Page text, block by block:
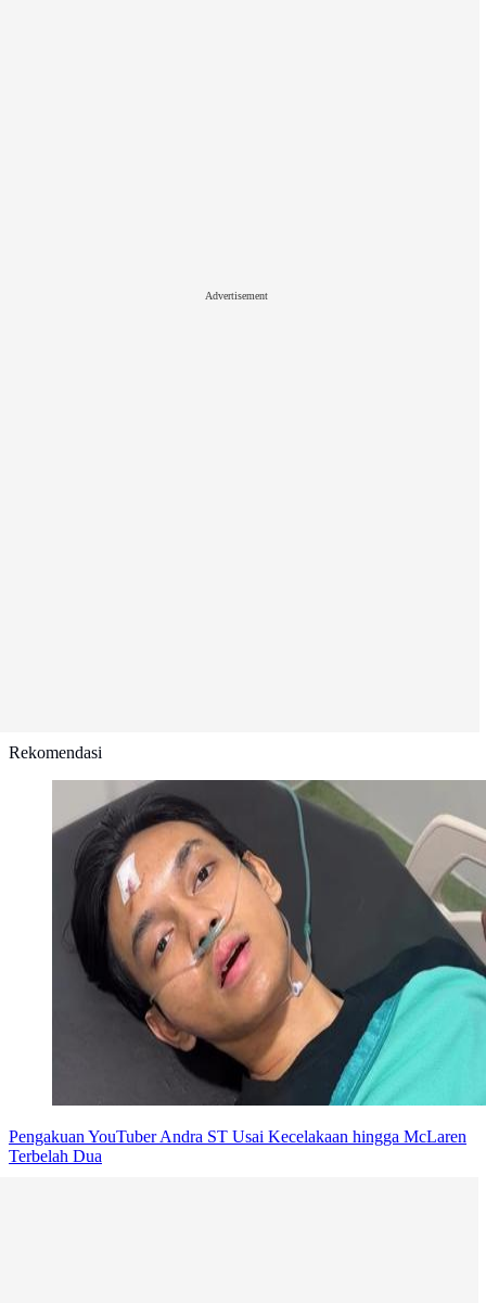
Advertisement
Rekomendasi
Pengakuan YouTuber Andra ST Usai Kecelakaan hingga McLaren
Terbelah Dua